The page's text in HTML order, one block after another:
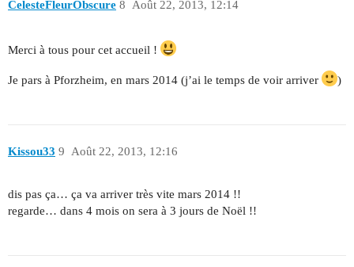
CelesteFleurObscure Août 22, 2013, 12:14
8
Merci à tous pour cet accueil !
Je pars à Pforzheim, en mars 2014 (j’ai le temps de voir arriver )
Kissou33 Août 22, 2013, 12:16
9
dis pas ça… ça va arriver très vite mars 2014 !!
regarde… dans 4 mois on sera à 3 jours de Noël !!